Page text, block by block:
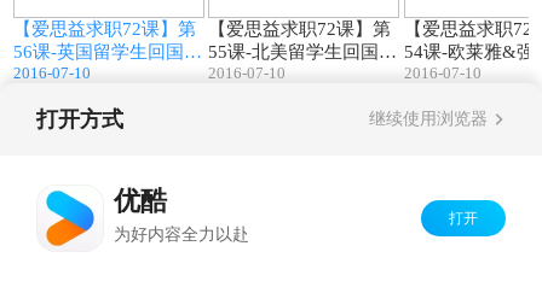
【爱思益求职72课】第
56课-英国留学生回国就
业
2016-07-10
【爱思益求职72课】第
55课-北美留学生回国找
工作指南
2016-07-10
【爱思益求职72
54课-欧莱雅&强
解析
2016-07-10
打开方式 继续使用浏览器
优酷
为好内容全力以赴
打开